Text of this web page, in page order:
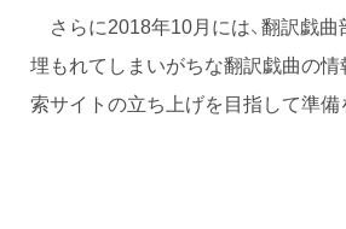
さらに2018年10月には、翻訳戯曲
埋もれてしまいがちな翻訳戯曲の情
索サイトの立ち上げを目指して準備